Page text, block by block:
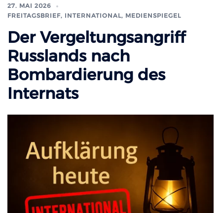
27. MAI 2026
FREITAGSBRIEF, INTERNATIONAL, MEDIENSPIEGEL
Der Vergeltungsangriff
Russlands nach
Bombardierung des
Internats